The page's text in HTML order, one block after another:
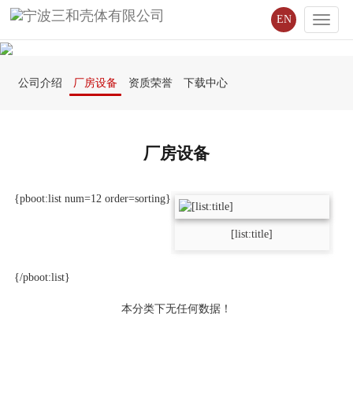
EN
Toggle
公司介绍 厂房设备 资质荣誉 下载中心
厂房设备
{pboot:list num=12 order=sorting}
[list:title]
{/pboot:list}
本分类下无任何数据！